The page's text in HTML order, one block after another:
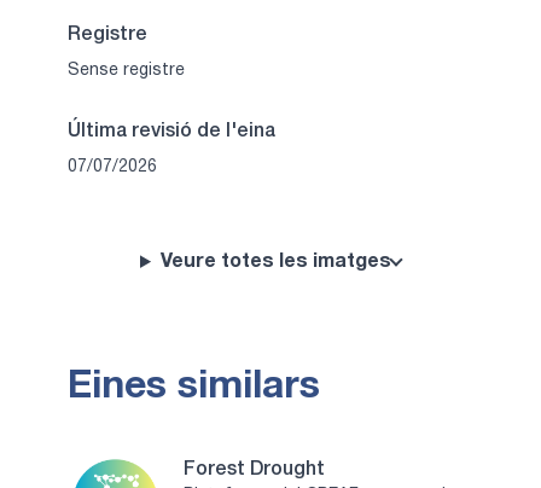
Registre
Sense registre
Última revisió de l'eina
07/07/2026
Veure totes les imatges
Eines similars
Forest Drought